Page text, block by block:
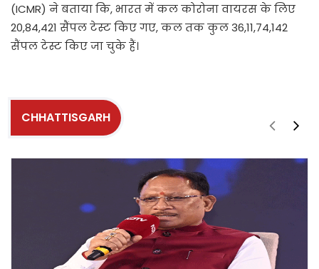
(ICMR) ने बताया कि, भारत में कल कोरोना वायरस के लिए
20,84,421 सैंपल टेस्ट किए गए, कल तक कुल 36,11,74,142
सैंपल टेस्ट किए जा चुके हैं।
CHHATTISGARH